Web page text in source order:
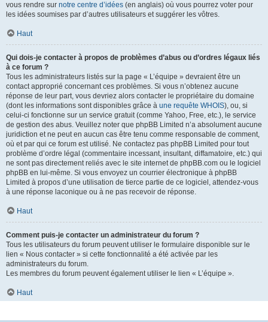
vous rendre sur notre centre d’idées (en anglais) où vous pourrez voter pour
les idées soumises par d’autres utilisateurs et suggérer les vôtres.
Haut
Qui dois-je contacter à propos de problèmes d’abus ou d’ordres légaux liés
à ce forum ?
Tous les administrateurs listés sur la page « L’équipe » devraient être un
contact approprié concernant ces problèmes. Si vous n’obtenez aucune
réponse de leur part, vous devriez alors contacter le propriétaire du domaine
(dont les informations sont disponibles grâce à une requête WHOIS), ou, si
celui-ci fonctionne sur un service gratuit (comme Yahoo, Free, etc.), le service
de gestion des abus. Veuillez noter que phpBB Limited n’a absolument aucune
juridiction et ne peut en aucun cas être tenu comme responsable de comment,
où et par qui ce forum est utilisé. Ne contactez pas phpBB Limited pour tout
problème d’ordre légal (commentaire incessant, insultant, diffamatoire, etc.) qui
ne sont pas directement reliés avec le site internet de phpBB.com ou le logiciel
phpBB en lui-même. Si vous envoyez un courrier électronique à phpBB
Limited à propos d’une utilisation de tierce partie de ce logiciel, attendez-vous
à une réponse laconique ou à ne pas recevoir de réponse.
Haut
Comment puis-je contacter un administrateur du forum ?
Tous les utilisateurs du forum peuvent utiliser le formulaire disponible sur le
lien « Nous contacter » si cette fonctionnalité a été activée par les
administrateurs du forum.
Les membres du forum peuvent également utiliser le lien « L’équipe ».
Haut